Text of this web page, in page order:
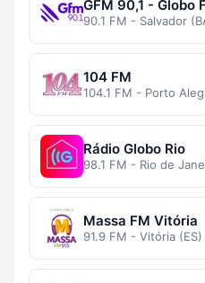
GFM 90,1 - Globo
90.1 FM - Salvador
104 FM
104.1 FM - Porto
Rádio Globo Rio
98.1 FM - Rio de
Massa FM Vitória
91.9 FM - Vitória (ES)